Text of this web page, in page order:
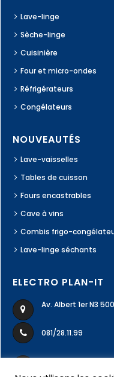
Lave-linge
Sèche-linge
Cuisinière
Four et micro-ondes
Réfrigérateurs
Congélateurs
NOUVEAUTÉS
Lave-vaisselles
Tables de cuisson
Fours encastrables
Cave à vins
Combis frigo-
Lave-linge séchants
ELECTRO PLAN-IT
Av. Albert 1er N3
081/28.11.99